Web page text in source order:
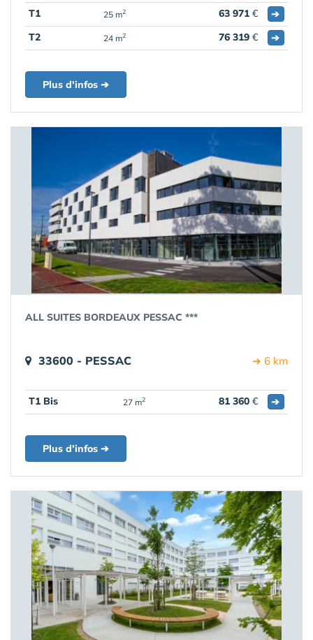
T1 25 m2 63 971 €
➔
T2
24 m2 76 319 € ➔
Plus d'infos ➔
ALL SUITES BORDEAUX PESSAC ***
33600 - PESSAC ➔ 6 km
T1 Bis 27 m2 81 360 € ➔
Plus d'infos ➔